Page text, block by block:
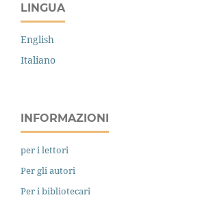
LINGUA
English
Italiano
INFORMAZIONI
per i lettori
Per gli autori
Per i bibliotecari